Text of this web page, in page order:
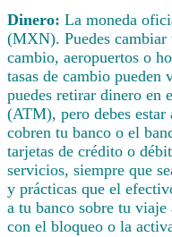
Dinero: La moneda
(MXN). Puedes cambiar
cambio, aeropuertos o
tasas de cambio pueden
puedes retirar dinero en
(ATM), pero debes estar
cobren tu banco o el
tarjetas de crédito o
servicios, siempre que
y prácticas que el
a tu banco sobre tu
con el bloqueo o la